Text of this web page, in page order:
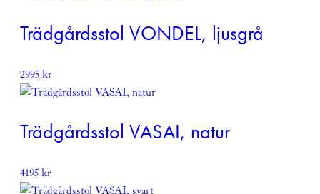
Trädgårdsstol VONDEL, ljusgrå
2995kr
Trädgårdsstol VASAI, natur
4195kr